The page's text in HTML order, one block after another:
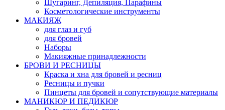
Шугаринг, Депиляция, Парафины
Косметологические инструменты
МАКИЯЖ
для глаз и губ
для бровей
Наборы
Макияжные принадлежности
БРОВИ И РЕСНИЦЫ
Краска и хна для бровей и ресниц
Ресницы и пучки
Пинцеты для бровей и сопутствующие материалы
МАНИКЮР И ПЕДИКЮР